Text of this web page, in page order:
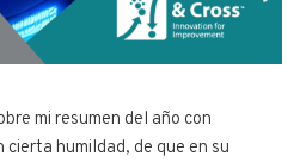
mi resumen del año con
cierta humildad, de que en su